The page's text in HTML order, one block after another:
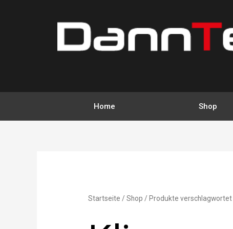
Home Shop
Startseite /Shop / Produkte verschlagwortet